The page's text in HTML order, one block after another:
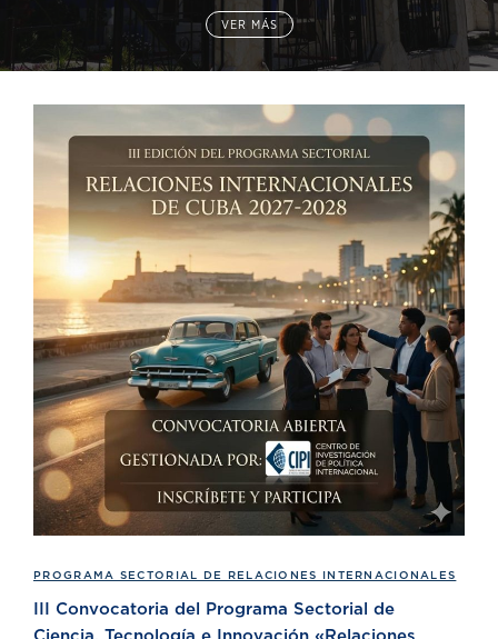
VER MÁS
PROGRAMA SECTORIAL DE RELACIONES INTERNACIONALES
III Convocatoria del Programa Sectorial de
Ciencia, Tecnología e Innovación «Relaciones